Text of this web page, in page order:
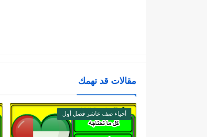
مقالات قد تهمك
أحياء صف عاشر فصل أول